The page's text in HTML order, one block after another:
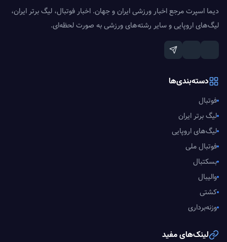
دیما اسپرت مرجع اخبار ورزشی ایران و جهان. اخبار فوتبال، لیگ برتر ایران،
لیگ‌های اروپایی و سایر رشته‌های ورزشی به صورت لحظه‌ای.
دسته‌بندی‌ها
فوتبال
لیگ برتر ایران
لیگ‌های اروپایی
فوتبال ملی
بسکتبال
والیبال
کشتی
وزنه‌برداری
لینک‌های مفید